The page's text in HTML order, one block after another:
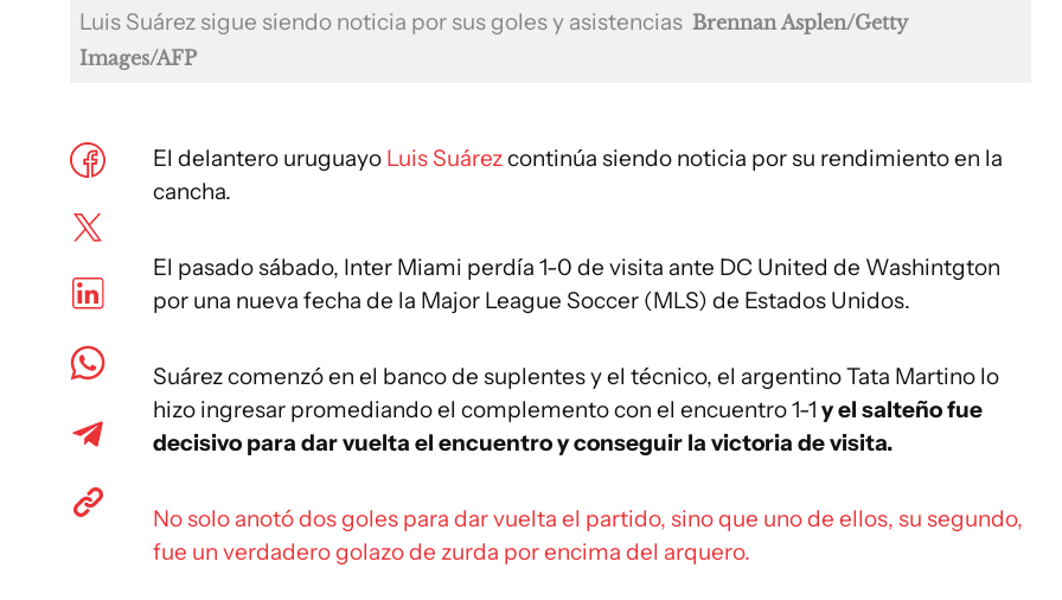
Luis Suárez sigue siendo noticia por sus goles y asistencias Brennan Asplen/Getty
Images/AFP
El delantero uruguayo Luis Suárezcontinúa siendo noticia por su rendimiento en la
cancha.
El pasado sábado, Inter Miami perdía 1-0 de visita ante DC United de Washintgton
por una nueva fecha de la Major League Soccer (MLS) de Estados Unidos.
Suárez comenzó en el banco de suplentesy el técnico, el argentino Tata Martino lo
hizo ingresar promediando el complemento con el encuentro 1-1 y el salteño fue
decisivo para dar vuelta el encuentro y conseguir la victoria de visita.
No solo anotó dos goles para dar vuelta el partido, sino que uno de ellos, su segundo,
fue un verdadero golazo de zurda por encima del arquero.